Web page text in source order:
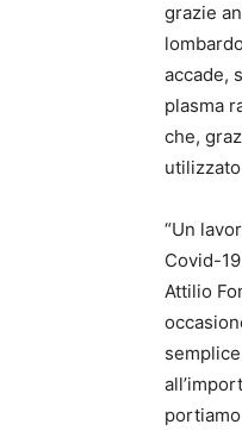
grazie
accade,
plasma
che,
“Un
Covid-
Attilio